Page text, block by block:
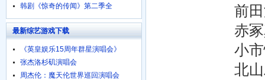
前田淳
赤冢真人
小市慢太
北山雅康
韩剧《惊奇的传闻》第二季全
最新综艺游戏下载
《英皇娱乐15周年群星演唱会》
720p.BD粤语中字
张杰洛杉矶演唱会
周杰伦：魔天伦世界巡回演唱会